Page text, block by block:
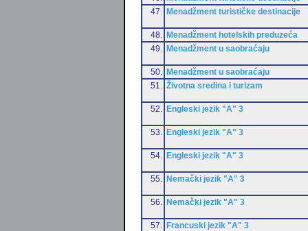
47.
Menadžment turističke destinacije
48.
Menadžment hotelskih preduzeća
49.
Menadžment u saobraćaju
50.
Menadžment u saobraćaju
51.
Životna sredina i turizam
52. Engleski jezik "A" 3
53. Engleski jezik "A" 3
54. Engleski jezik "A" 3
55. Nemački jezik "A" 3
56. Nemački jezik "A" 3
57. Francuski jezik "A" 3